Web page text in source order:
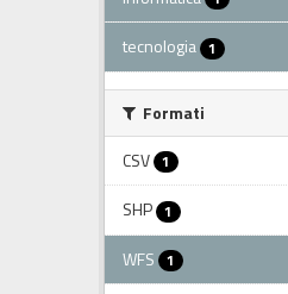
tecnologia 1
Formati
CSV 1
SHP 1
WFS 1